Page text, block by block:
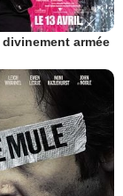
armée